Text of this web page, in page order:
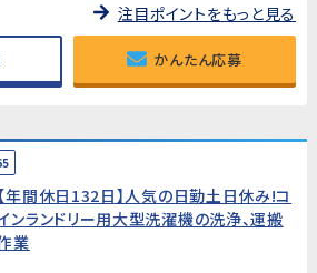
注目ポイントをもっと見る
かんたん応募
【年間休日132日】人気の日勤土日休み!コ
ンランドリー用大型洗濯機の洗浄、運搬
業